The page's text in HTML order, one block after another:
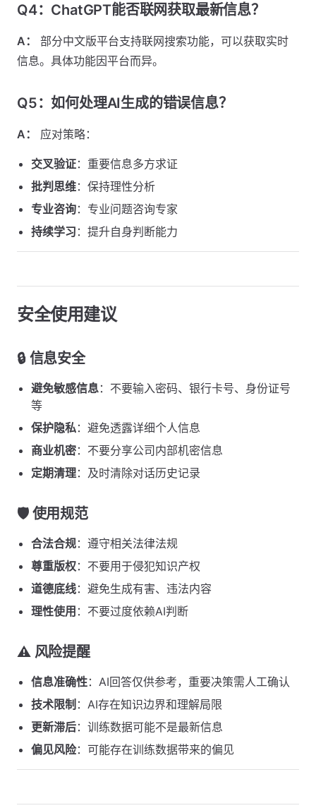
Q4：ChatGPT能否联网获取最新信息？
A：
部分中文版平台支持联网搜索功能，可以获取实时
信息。具体功能因平台而异。
Q5：如何处理AI生成的错误信息？
A： 应对策略：
交叉验证：重要信息多方求证
批判思维：保持理性分析
专业咨询：专业问题咨询专家
持续学习 ：提升自身判断能力
安全使用建议
🔒 信息安全
避免敏感信息：不要输入密码、银行卡号、身份证号
等
保护隐私：避免透露详细个人信息
商业机密：不要分享公司内部机密信息
定期清理：及时清除对话历史记录
🛡️ 使用规范
合法合规：遵守相关法律法规
尊重版权：不要用于侵犯知识产权
道德底线：避免生成有害、违法内容
理性使用 ：不要过度依赖AI判断
⚠️ 风险提醒
信息准确性：AI回答仅供参考，重要决策需人工确认
技术限制 ：AI存在知识边界和理解局限
更新滞后：训练数据可能不是最新信息
偏见风险：可能存在训练数据带来的偏见